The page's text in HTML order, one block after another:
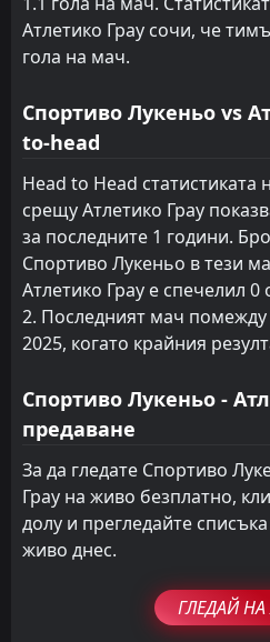
FT
20:15
Атлетико Грау
Спортинг
17Apr
Атлетико Грау
FT
03Apr
Атлетико Грау
Атлетико Грау сочи, че
гола на мач.
Спортиво Лукеньо vs
to-head
Head to Head
срещу Атлетико Грау
за последните 1 години.
Спортиво Лукеньо в тези
Атлетико Грау е спечелил 0
2. Последният мач
2025, когато крайния
Спортиво Лукеньо -
предаване
За да гледате Спортиво
Грау на живо безплатно,
долу и прегледайте
живо днес.
ГЛЕДАЙ